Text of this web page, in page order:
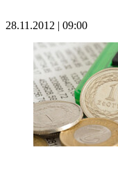
28.11.2012 | 09:00